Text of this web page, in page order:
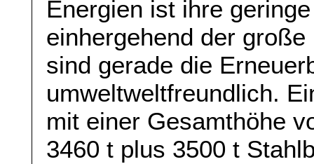
Energien ist ihre
einhergehend der
sind gerade die
umweltweltfreundlich.
mit einer Gesamthöhe
3460 t plus 3500 t